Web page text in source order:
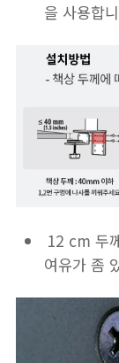
을 사용합
12 cm 두
여유가 좀